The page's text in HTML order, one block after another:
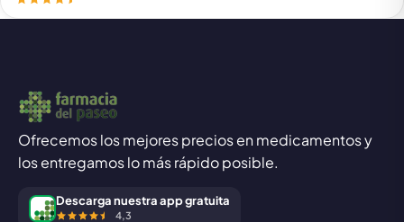
Ofrecemos los mejores precios en medicamentos y
los entregamos lo más rápido posible.
Descarga nuestra app gratuita
4,3